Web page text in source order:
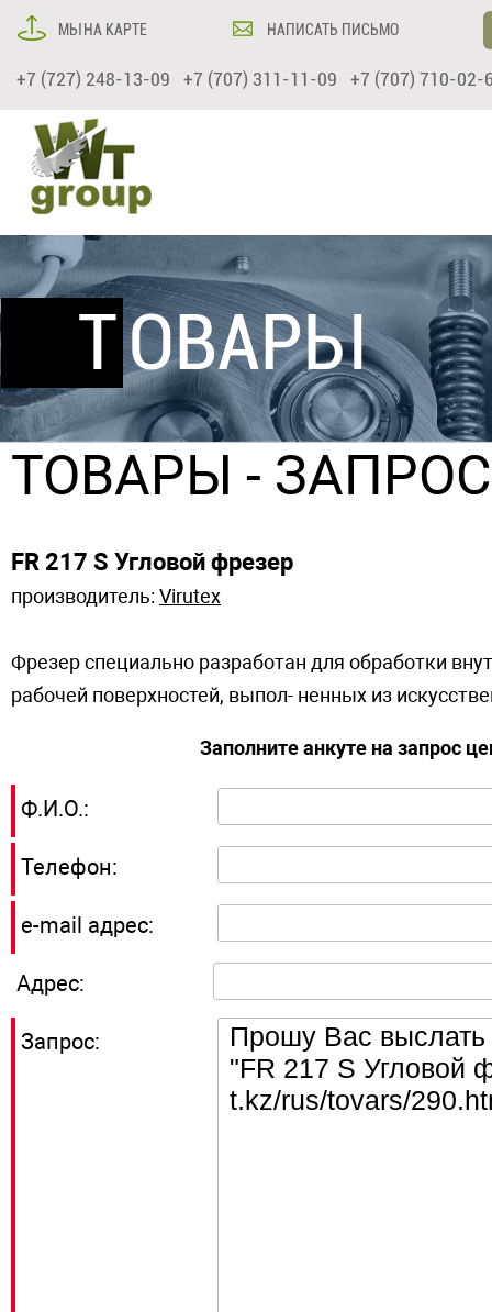
МЫ НА КАРТЕ НАПИСАТЬ ПИСЬМО
+7 (727) 248-13-09 +7 (707) 311-11-09 +7 (707) 710-02-
ТОВАРЫ
ТОВАРЫ -
FR 217 S Угловой фрезер
производитель: Virutex
Фрезер специально разработан для обработки
рабочей поверхностей, выпол- ненных из
Заполните анкуте на запрос
Ф.И.О.:
Телефон:
e-mail адрес:
Адрес:
Запрос: